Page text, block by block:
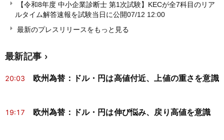
【令和8年度 中小企業診断士 第1次試験】KECが全7科目のリア
ルタイム解答速報を試験当日に公開07/12 12:00
最新のプレスリリースをもっと見る
最新記事
20:03 欧州為替：ドル・円は高値付近、上値の重さを意識
19:17 欧州為替：ドル・円は伸び悩み、戻り高値を意識